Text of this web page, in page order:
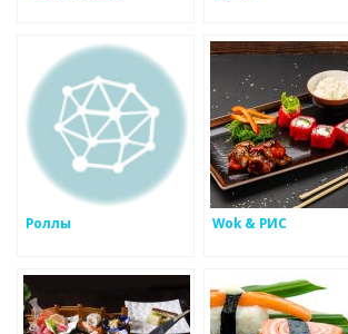
Роллы Wok & РИС